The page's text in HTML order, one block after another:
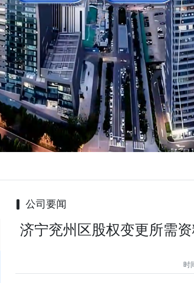
公司要闻
济宁兖州区股权变更所需
时